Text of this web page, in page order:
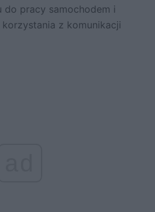
pracy samochodem i
z komunikacji